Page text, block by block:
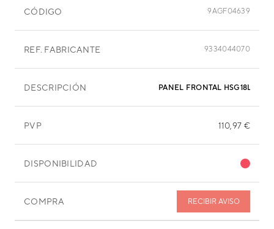
CÓDIGO 9AGF04639
REF. FABRICANTE 9334044070
DESCRIPCIÓN PANEL FRONTAL HSG18LFCA
PVP 110,97 €
DISPONIBILIDAD
COMPRA RECIBIR AVISO